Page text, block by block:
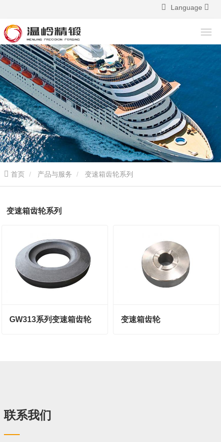
Language
首页 产品与服务 变速箱齿轮系列
变速箱齿轮系列
GW313系列变速箱齿轮 变速箱齿轮
联系我们